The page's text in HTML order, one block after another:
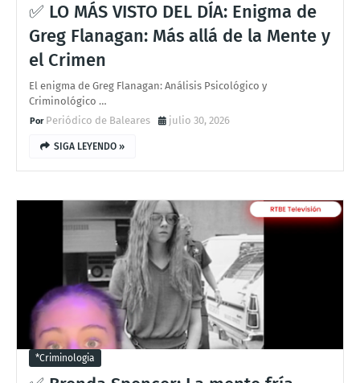
✅ LO MÁS VISTO DEL DÍA: Enigma de
Greg Flanagan: Más allá de la Mente y
el Crimen
El enigma de Greg Flanagan: Análisis Psicológico y
Criminológico …
Periódico de Baleares
julio 30, 2026
SIGA LEYENDO »
*criminologia